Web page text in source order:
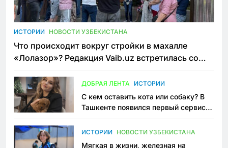
ИСТОРИИ НОВОСТИ УЗБЕКИСТАНА
Что происходит вокруг стройки в махалле
«Лолазор»? Редакция Vaib.uz встретилась со
ДОБРАЯ ЛЕНТА ИСТОРИИ
С кем оставить кота или собаку? В
Ташкенте появился первый сервис
ИСТОРИИ НОВОСТИ УЗБЕКИСТАНА
Мягкая в жизни, железная на